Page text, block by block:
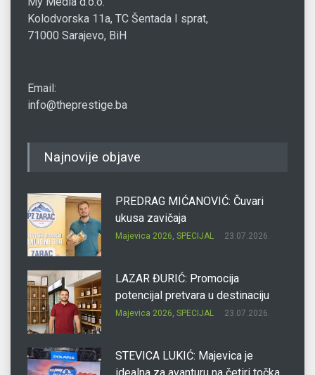
Kolodvorska 11a, TC Šentada I sprat,
71000 Sarajevo, BiH
Email:
info@theprestige.ba
Najnovije objave
PREDRAG MIĆANOVIĆ: Čuvari
ukusa zavičaja
Majevica 2026, SPECIJAL 23.07.2026.
LAZAR ĐURIĆ: Promocija
potencijal pretvara u destinaciju
Majevica 2026, SPECIJAL 23.07.2026.
STEVICA LUKIĆ: Majevica je